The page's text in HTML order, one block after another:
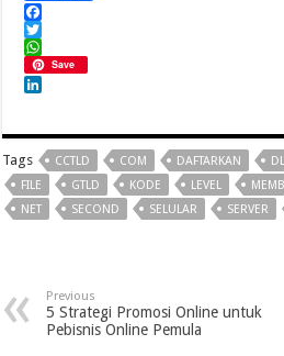
Facebook
Twitter
WhatsApp
Save
Tags CCTLD COM DAFTARKAN
FILE
GTLD KODE LEVEL
NET
SECOND SELULAR SERVER
Previous
5 Strategi Promosi Online untuk
Pebisnis Online Pemula